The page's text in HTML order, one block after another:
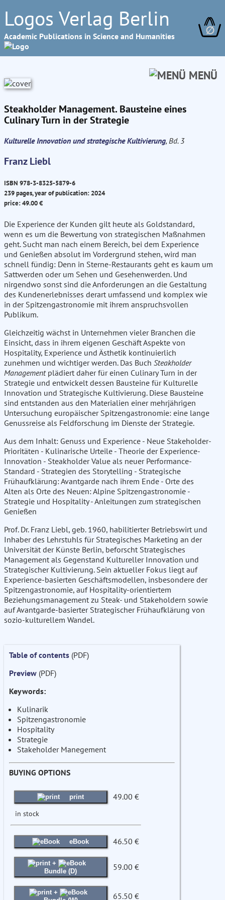
Logos Verlag Berlin
Academic Publications in Science and Humanities ∅
MENÜ
Steakholder Management. Bausteine eines
Culinary Turn in der Strategie
Kulturelle Innovation und strategische Kultivierung, Bd. 3
Franz Liebl
ISBN 978-3-8325-5879-6
239 pages, year of publication: 2024
price: 49.00 €
Die Experience der Kunden gilt heute als Goldstandard,
wenn es um die Bewertung von strategischen Maßnahmen
geht. Sucht man nach einem Bereich, bei dem Experience
und Genießen absolut im Vordergrund stehen, wird man
schnell fündig: Denn in Sterne-Restaurants geht es kaum um
Sattwerden oder um Sehen und Gesehenwerden. Und
nirgendwo sonst sind die Anforderungen an die Gestaltung
des Kundenerlebnisses derart umfassend und komplex wie
in der Spitzengastronomie mit ihrem anspruchsvollen
Publikum.
Gleichzeitig wächst in Unternehmen vieler Branchen die
Einsicht, dass in ihrem eigenen Geschäft Aspekte von
Hospitality, Experience und Ästhetik kontinuierlich
zunehmen und wichtiger werden. Das Buch Steakholder
Managementplädiert daher für einen Culinary Turn in der
Strategie und entwickelt dessen Bausteine für Kulturelle
Innovation und Strategische Kultivierung. Diese Bausteine
sind entstanden aus den Materialien einer mehrjährigen
Untersuchung europäischer Spitzengastronomie: eine lange
Genussreise als Feldforschung im Dienste der Strategie.
Aus dem Inhalt: Genuss und Experience - Neue Stakeholder-
Prioritäten - Kulinarische Urteile - Theorie der Experience-
Innovation - Steakholder Value als neuer Performance-
Standard - Strategien des Storytelling - Strategische
Frühaufklärung: Avantgarde nach ihrem Ende - Orte des
Alten als Orte des Neuen: Alpine Spitzengastronomie -
Strategie und Hospitality - Anleitungen zum strategischen
Genießen
Prof. Dr. Franz Liebl, geb. 1960, habilitierter Betriebswirt und
Inhaber des Lehrstuhls für Strategisches Marketing an der
Universität der Künste Berlin, beforscht Strategisches
Management als Gegenstand Kultureller Innovation und
Strategischer Kultivierung. Sein aktueller Fokus liegt auf
Experience-basierten Geschäftsmodellen, insbesondere der
Spitzengastronomie, auf Hospitality-orientiertem
Beziehungsmanagement zu Steak- und Stakeholdern sowie
auf Avantgarde-basierter Strategischer Frühaufklärung von
sozio-kulturellem Wandel.
Table of contents (PDF)
Preview (PDF)
Keywords:
Kulinarik
Spitzengastronomie
Hospitality
Strategie
Stakeholder Manegement
BUYING OPTIONS
print 49.00 €
in stock
eBook 46.50 €
+
Bundle (D)
59.00 €
+
65.50 €